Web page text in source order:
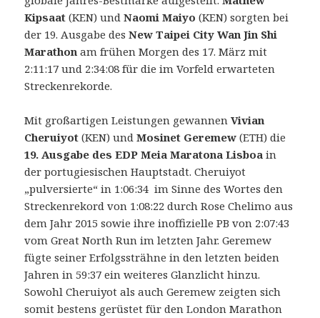
Kipsaat (KEN) undNaomi Maiyo (KEN) sorgten bei
der 19. Ausgabe desNew Taipei City Wan Jin Shi
Marathon am frühen Morgen des 17. März mit
2:11:17 und 2:34:08 für die im Vorfeld erwarteten
Streckenrekorde.
Mit großartigen Leistungen gewannenVivian
Cheruiyot (KEN) undMosinet Geremew (ETH) die
19. Ausgabe des EDP Meia Maratona Lisboa in
der portugiesischen Hauptstadt.Cheruiyot
„pulversierte“ in 1:06:34 im Sinne des Wortes den
Streckenrekord von 1:08:22 durch Rose Chelimo aus
dem Jahr 2015 sowie ihre inoffizielle PB von 2:07:43
vom Great North Run im letzten Jahr. Geremew
fügte seiner Erfolgssträhne in den letzten beiden
Jahren in 59:37 ein weiteres Glanzlicht hinzu.
Sowohl Cheruiyot als auch Geremew zeigten sich
somit bestens gerüstet für den London Marathon